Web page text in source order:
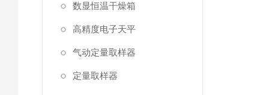
数显恒温干燥箱
高精度电子天平
气动定量取样器
定量取样器